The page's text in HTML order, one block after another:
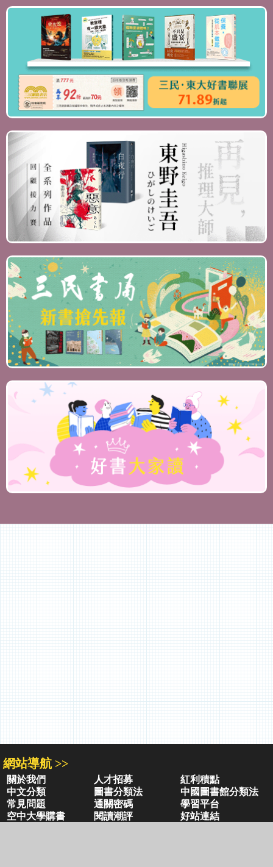
網站導航 >>
關於我們 人才招募
紅利積點
中文分類
圖書分類法
中國圖書館分類法
常見問題
通關密碼
學習平台
空中大學購書
閱讀潮評 好站連結